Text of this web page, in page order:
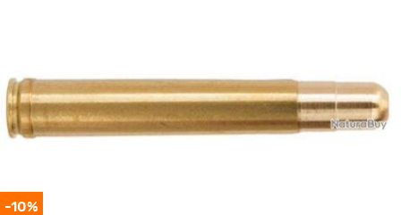
-10%